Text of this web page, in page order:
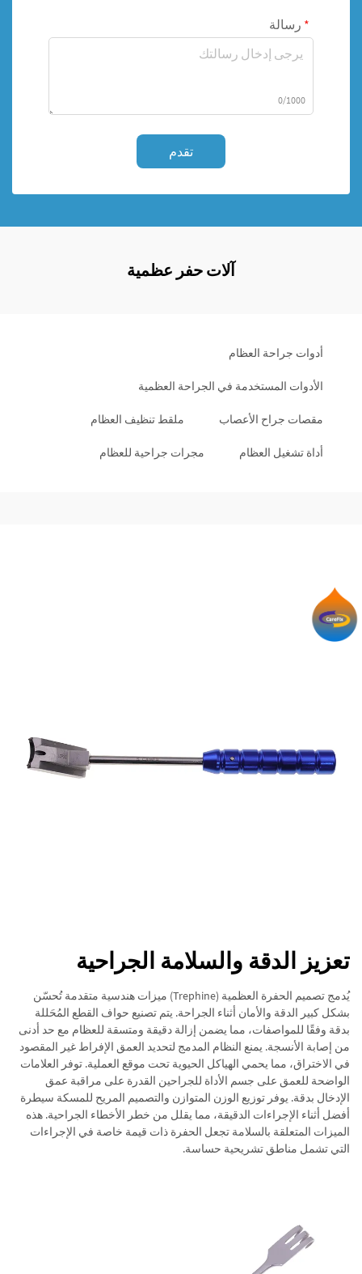
رسالة
0/1000
تقدم
آلات حفر عظمية
أدوات جراحة العظام
الأدوات المستخدمة في الجراحة العظمية
مقصات جراح الأعصاب ملقط تنظيف العظام
أداة تشغيل العظام مجرات جراحية للعظام
تعزيز الدقة والسلامة الجراحية
يُدمج تصميم الحفرة العظمية (Trephine) ميزات هندسية متقدمة تُحسّن
بشكل كبير الدقة والأمان أثناء الجراحة. يتم تصنيع حواف القطع المُحَللة
بدقة وفقًا للمواصفات، مما يضمن إزالة دقيقة ومتسقة للعظام مع حد أدنى
من إصابة الأنسجة. يمنع النظام المدمج لتحديد العمق الإفراط غير المقصود
في الاختراق، مما يحمي الهياكل الحيوية تحت موقع العملية. توفر العلامات
الواضحة للعمق على جسم الأداة للجراحين القدرة على مراقبة عمق
الإدخال بدقة. يوفر توزيع الوزن المتوازن والتصميم المريح للمسكة سيطرة
أفضل أثناء الإجراءات الدقيقة، مما يقلل من خطر الأخطاء الجراحية. هذه
الميزات المتعلقة بالسلامة تجعل الحفرة ذات قيمة خاصة في الإجراءات
التي تشمل مناطق تشريحية حساسة.